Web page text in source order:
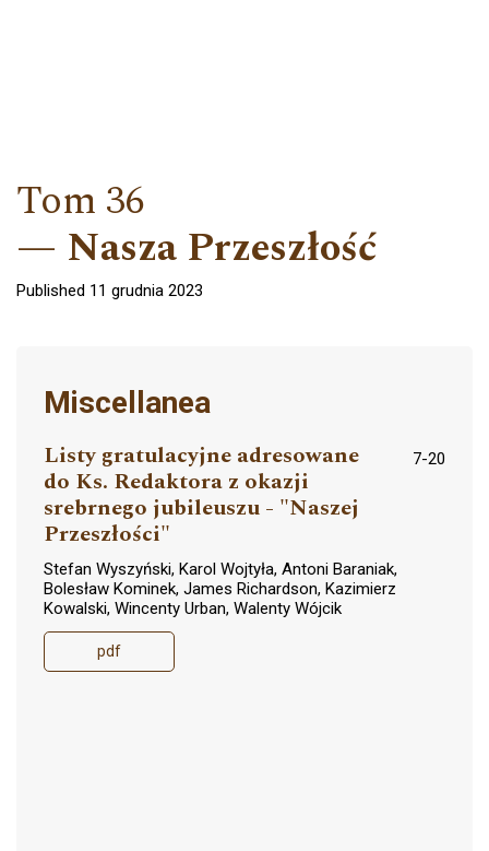
Tom 36
Nasza Przeszłość
Published 11 grudnia 2023
Miscellanea
Listy gratulacyjne adresowane
do Ks. Redaktora z okazji
srebrnego jubileuszu - "Naszej
Przeszłości"
7-20
Stefan Wyszyński, Karol Wojtyła, Antoni Baraniak,
Bolesław Kominek, James Richardson, Kazimierz
Kowalski, Wincenty Urban, Walenty Wójcik
pdf